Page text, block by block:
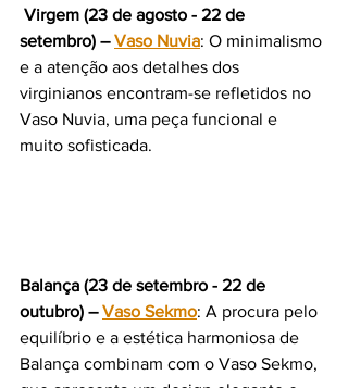
setembro) – Vaso Nuvia: O minimalismo
e a atenção aos detalhes dos
virginianos encontram-se refletidos no
Vaso Nuvia, uma peça funcional e
muito sofisticada.
Balança (23 de setembro - 22 de
outubro) – Vaso Sekmo: A procura pelo
equilíbrio e a estética harmoniosa de
Balança combinam com o Vaso Sekmo,